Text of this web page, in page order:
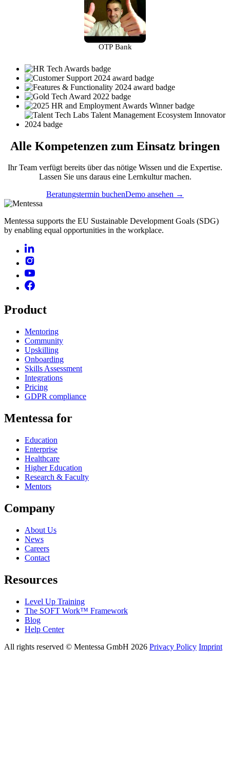
OTP Bank
Alle Kompetenzen zum Einsatz bringen
Ihr Team verfügt bereits über das nötige Wissen und die Expertise.
Lassen Sie uns daraus eine Lernkultur machen.
Beratungstermin buchenDemo ansehen →
Mentessa supports the EU Sustainable Development Goals (SDG)
by enabling equal opportunities in the workplace.
Product
Mentoring
Community
Upskilling
Onboarding
Skills Assessment
Integrations
Pricing
GDPR compliance
Mentessa for
Education
Enterprise
Healthcare
Higher Education
Research & Faculty
Mentors
Company
About Us
News
Careers
Contact
Resources
Level Up Training
The SOFT Work™ Framework
Blog
Help Center
All rights reserved © Mentessa GmbH 2026 Privacy Policy Imprint